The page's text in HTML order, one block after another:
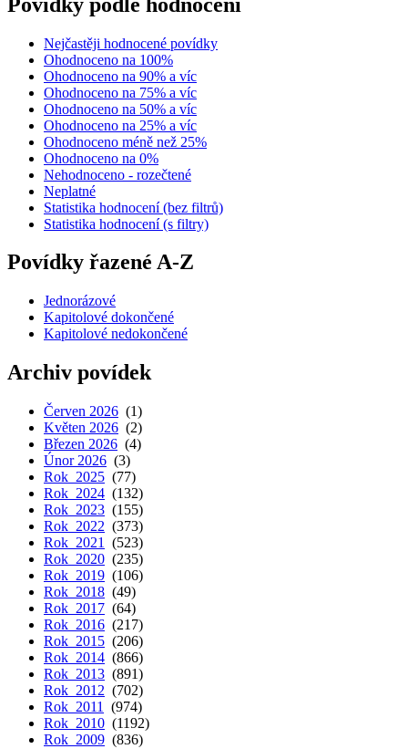
Nejčastěji hodnocené povídky
Ohodnoceno na 100%
Ohodnoceno na 90% a víc
Ohodnoceno na 75% a víc
Ohodnoceno na 50% a víc
Ohodnoceno na 25% a víc
Ohodnoceno méně než 25%
Ohodnoceno na 0%
Nehodnoceno - rozečtené
Neplatné
Statistika hodnocení (bez filtrů)
Statistika hodnocení (s filtry)
Povídky řazené A-Z
Jednorázové
Kapitolové dokončené
Kapitolové nedokončené
Archiv povídek
Červen 2026 (1)
Květen 2026 (2)
Březen 2026 (4)
Únor 2026 (3)
Rok 2025 (77)
Rok 2024 (132)
Rok 2023 (155)
Rok 2022 (373)
Rok 2021
(523)
Rok 2020 (235)
Rok 2019 (106)
Rok 2018 (49)
Rok 2017 (64)
Rok 2016 (217)
Rok 2015 (206)
Rok 2014 (866)
Rok 2013 (891)
Rok 2012 (702)
Rok 2011
(974)
Rok 2010 (1192)
Rok 2009 (836)